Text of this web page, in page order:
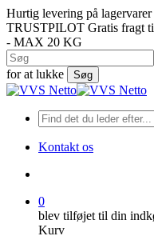
Spring
til
hovedindhold
Hurtig levering på lagervarer
TRUSTPILOT Gratis fragt
- MAX 20 KG
for at lukke
Søg
Luk
Kontakt os
0
blev tilføjet til din
Kurv